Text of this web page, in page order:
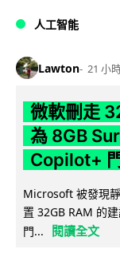
人工智能
Lawton 21 小
微軟刪走
為 8GB
Copilot+
Microsoft 被發現
置 32GB RAM 的
門...
閱讀全文